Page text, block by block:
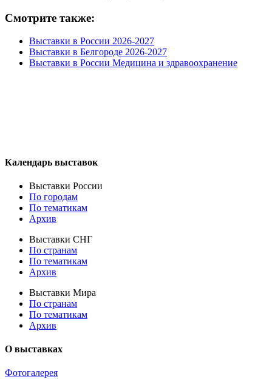
Смотрите также:
Выставки в России 2026-2027
Выставки в Белгороде 2026-2027
Выставки в России Медицина и здравоохранение
Календарь выставок
Выставки России
По городам
По тематикам
Архив
Выставки СНГ
По странам
По тематикам
Архив
Выставки Мира
По странам
По тематикам
Архив
О выставках
Фотогалерея